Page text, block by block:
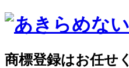
商標登録はお任せ